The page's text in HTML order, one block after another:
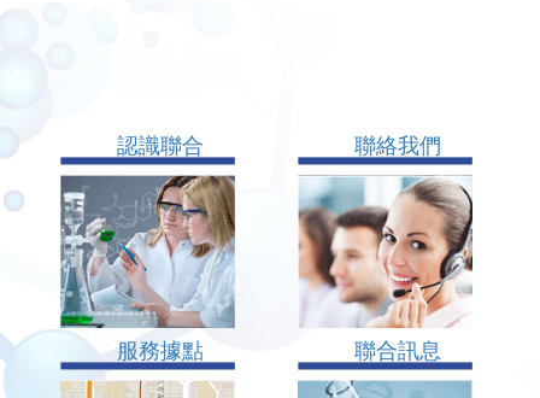
認識聯合 聯絡我們
服務據點 聯合訊息